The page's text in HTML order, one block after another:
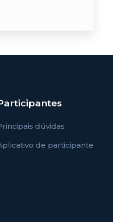
dúvidas
de participante